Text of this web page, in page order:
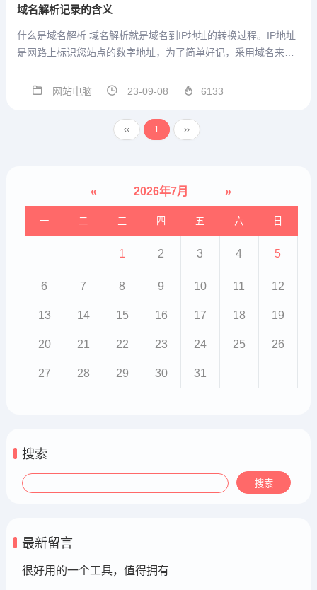
域名解析记录的含义
什么是域名解析 域名解析就是域名到IP地址的转换过程。IP地址
是网路上标识您站点的数字地址，为了简单好记，采用域名来代
录类型的作用，说实在话，这么多年我只知道解析到ip地址需要
网站电脑 23-09-08 6133
‹‹ 1 ››
« 2026年7月 »
一 二 三 四 五 六 日
1 2 3 4 5
6 7 8 9 10 11 12
13 14 15 16 17 18 19
20 21 22 23 24 25 26
27 28 29 30 31
搜索
最新留言
很好用的一个工具，值得拥有